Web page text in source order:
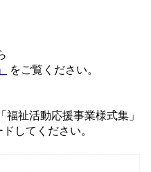
をご覧ください。
祉活動応援事業様式集」
してください。